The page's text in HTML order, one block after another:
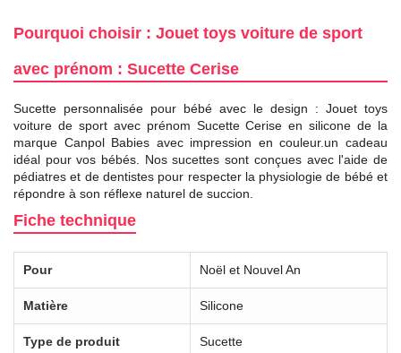
Pourquoi choisir : Jouet toys voiture de sport
avec prénom : Sucette Cerise
Sucette personnalisée pour bébé avec le design : Jouet toys
voiture de sport avec prénom Sucette Cerise en silicone de la
marque Canpol Babies avec impression en couleur.un cadeau
idéal pour vos bébés. Nos sucettes sont conçues avec l'aide de
pédiatres et de dentistes pour respecter la physiologie de bébé et
répondre à son réflexe naturel de succion.
Fiche technique
Pour Noël et Nouvel An
Matière Silicone
Type de produit Sucette